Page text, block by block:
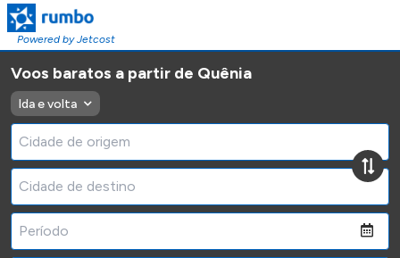
Powered by Jetcost
Voos baratos a partir de Quênia
Ida e volta